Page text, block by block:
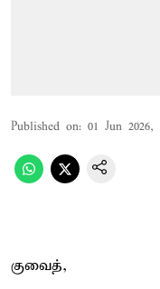
Published on: 01 Jun 2026,
குவைத்,